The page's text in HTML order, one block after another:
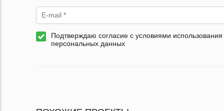
Подтверждаю согласие с условиями использования
персональных данных